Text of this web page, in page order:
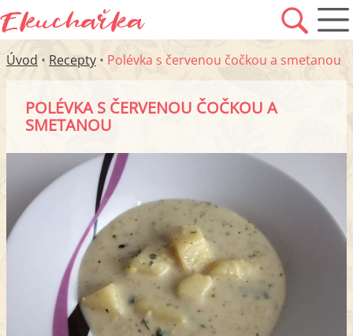
Úvod • Recepty • Polévka s červenou čočkou a smetanou
POLÉVKA S ČERVENOU ČOČKOU A
SMETANOU